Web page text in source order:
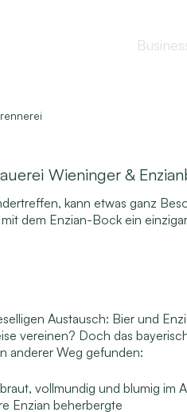
Wieninger &
kann etwas ganz
dem Enzian-Bock ein
Austausch: Bier und
vereinen? Doch das
anderer Weg gefunden:
vollmundig und blumig im
Enzian beherbergte